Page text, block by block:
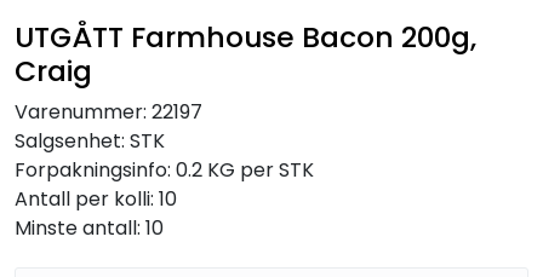
UTGÅTT Farmhouse Bacon 200g,
Craig
Varenummer: 22197
Salgsenhet: STK
Forpakningsinfo: 0.2 KG per STK
Antall per kolli: 10
Minste antall: 10